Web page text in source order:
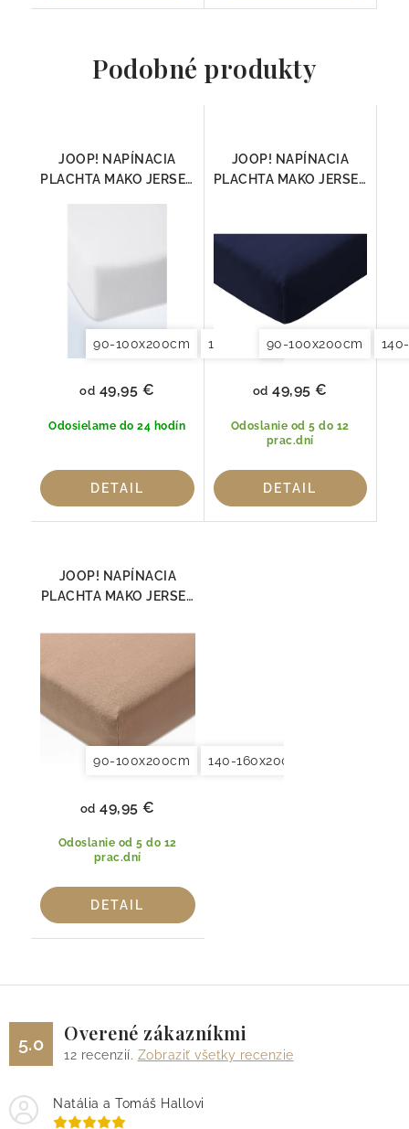
Podobné produkty
JOOP! NAPÍNACIA
PLACHTA MAKO JERSEY
90-100x200cm 140-160x200cm
Odosielame do 24 hodín
od 49,95 €
DETAIL
JOOP! NAPÍNACIA
PLACHTA MAKO JERSEY
90-100x200cm
Odoslanie od 5 do 12
prac.dní
od 49,95 €
DETAIL
JOOP! NAPÍNACIA
PLACHTA MAKO JERSEY
90-100x200cm 140-160x200cm
Odoslanie od 5 do 12
prac.dní
od 49,95 €
DETAIL
5.0 Overené zákazníkmi
12 recenzií. Zobraziť všetky recenzie
Natália a Tomáš Hallovi